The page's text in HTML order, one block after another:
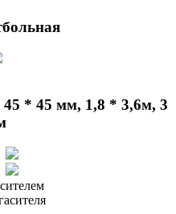
45 * 45 мм, 1,8 * 3,6м, 3